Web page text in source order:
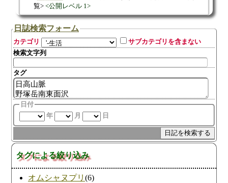
覧
公開レベル 1
日誌検索フォーム
カテゴリ
サブカテゴリを含まない
検索文字列
タグ
日付
年
月 日
タグによる絞り込み
オムシャヌプリ (6)